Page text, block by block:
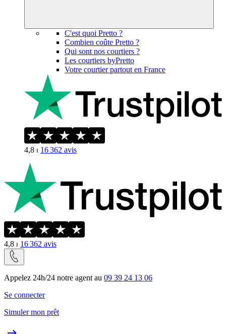
C'est quoi Pretto ?
Combien coûte Pretto ?
Qui sont nos courtiers ?
Les courtiers byPretto
Votre courtier partout en France
4,8 ⏐ 16 362 avis
4,8 ⏐ 16 362 avis
Appelez 24h/24 notre agent au 09 39 24 13 06
Se connecter
Simuler mon prêt